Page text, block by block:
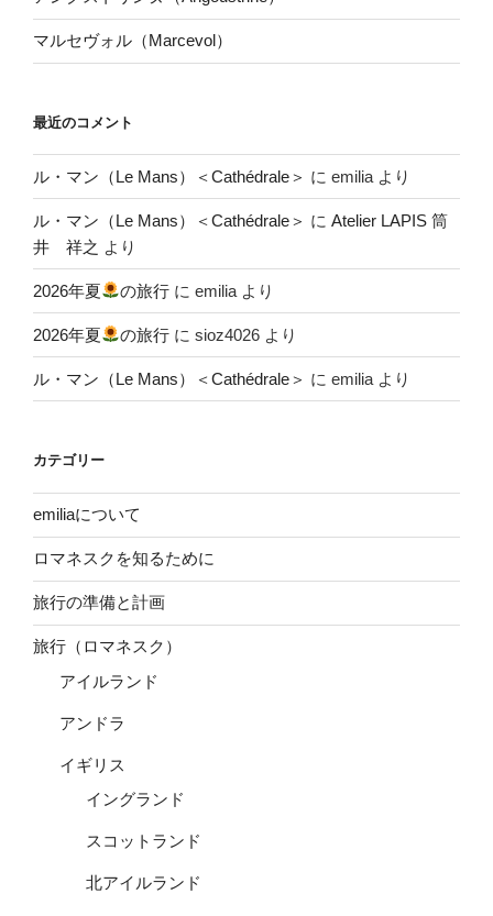
マルセヴォル（Marcevol）
最近のコメント
ル・マン（Le Mans）＜Cathédrale＞ に emilia より
ル・マン（Le Mans）＜Cathédrale＞ に Atelier LAPIS 筒
井 祥之 より
2026年夏 の旅行 にemilia より
2026年夏 の旅行 にsioz4026 より
ル・マン（Le Mans）＜Cathédrale＞ に emilia より
カテゴリー
emiliaについて
ロマネスクを知るために
旅行の準備と計画
旅行（ロマネスク）
アイルランド
アンドラ
イギリス
イングランド
スコットランド
北アイルランド